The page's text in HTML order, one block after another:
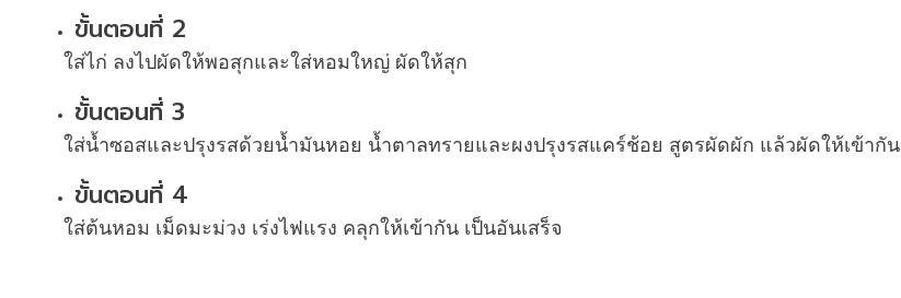
ขั้นตอนที่ 2
ใส่ไก่ ลงไปผัดให้พอสุกและใส่หอมใหญ่ ผัดให้สุก
ขั้นตอนที่ 3
ใส่น้ำซอสและปรุงรสด้วยน้ำมันหอย น้ำตาลทรายและผงปรุงรสแคร์ช้อย สูตรผัดผัก แล้วผัดให้เข้ากัน
ขั้นตอนที่ 4
ใส่ต้นหอม เม็ดมะม่วง เร่งไฟแรง คลุกให้เข้ากัน เป็นอันเสร็จ